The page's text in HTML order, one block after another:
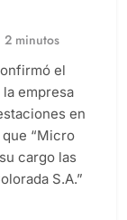
2 minutos
el
empresa
en
“Micro
cargo las
S.A.”